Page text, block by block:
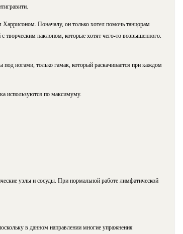
Поначалу, он только хотел помочь танцорам
творческим наклоном, которые хотят чего-то возвышенного.
ногами, только гамак, который раскачивается при каждом
используются по максимуму.
узлы и сосуды. При нормальной работе лимфатической
в данном направлении многие упражнения